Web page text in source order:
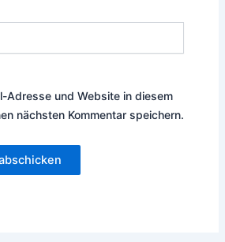
Adresse und Website in diesem
nächsten Kommentar speichern.